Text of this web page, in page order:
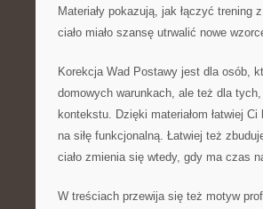
Materiały pokazują, jak łączyć
ciało miało szansę utrwalić nowe
Korekcja Wad Postawy jest dla osób,
domowych warunkach, ale też dla
kontekstu. Dzięki materiałom łatwiej
na siłę funkcjonalną. Łatwiej też
ciało zmienia się wtedy, gdy ma czas
W treściach przewija się też motyw